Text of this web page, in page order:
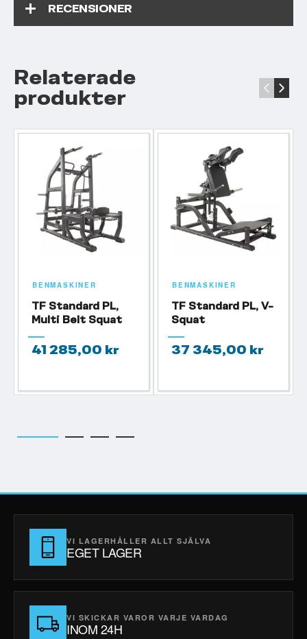
RECENSIONER
Relaterade
produkter ‹ ›
BENMASKINER
TF Standard PL,
Multi Belt Squat
41 285,00 kr
BENMASKINER
TF Standard PL, V-
Squat
37 345,00 kr
VI LAGERHÅLLER ALLT SJÄLVA
EGET LAGER
VI SKICKAR VAROR VARJE VARDAG
INOM 24H